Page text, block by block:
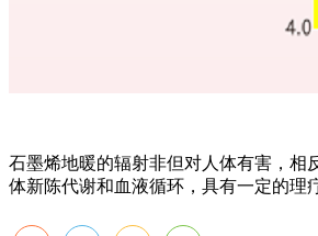
石墨烯地暖的辐射非但对人体有害，相
体新陈代谢和血液循环，具有一定的理